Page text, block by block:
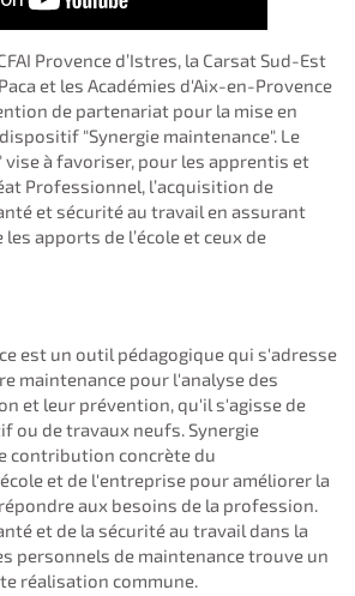
Provence d’Istres, la Carsat Sud-Est
et les Académies d'Aix-en-Provence
de partenariat pour la mise en
"Synergie maintenance". Le
à favoriser, pour les apprentis et
Professionnel, l’acquisition de
et sécurité au travail en assurant
apports de l’école et ceux de
est un outil pédagogique qui s'adresse
maintenance pour l'analyse des
et leur prévention, qu'il s'agisse de
ou de travaux neufs. Synergie
contribution concrète du
et de l'entreprise pour améliorer la
aux besoins de la profession.
et de la sécurité au travail dans la
personnels de maintenance trouve un
réalisation commune.